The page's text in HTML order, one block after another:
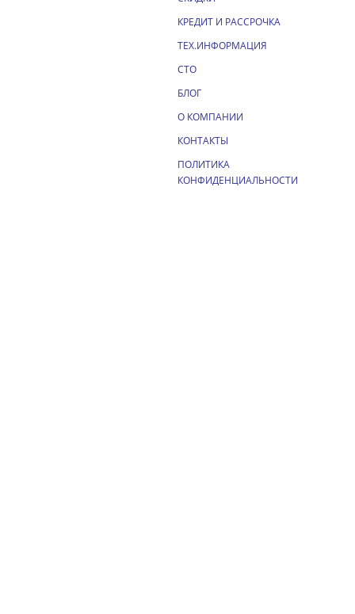
КРЕДИТ И РАССРОЧКА
ТЕХ.ИНФОРМАЦИЯ
СТО
БЛОГ
О КОМПАНИИ
КОНТАКТЫ
ПОЛИТИКА
КОНФИДЕНЦИАЛЬНОСТИ